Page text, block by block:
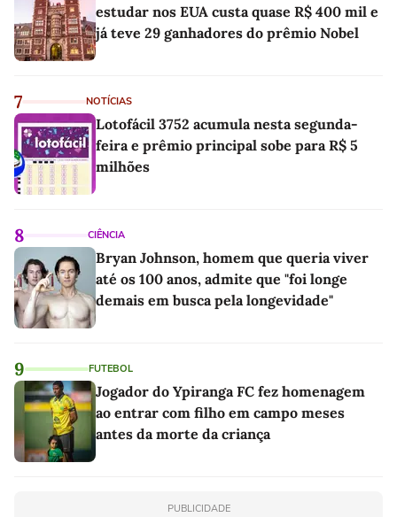
estudar nos EUA custa quase R$ 400 mil e
já teve 29 ganhadores do prêmio Nobel
7 NOTÍCIAS
Lotofácil 3752 acumula nesta segunda-
feira e prêmio principal sobe para R$ 5
milhões
8 CIÊNCIA
Bryan Johnson, homem que queria viver
até os 100 anos, admite que "foi longe
demais em busca pela longevidade"
9 FUTEBOL
Jogador do Ypiranga FC fez homenagem
ao entrar com filho em campo meses
antes da morte da criança
PUBLICIDADE